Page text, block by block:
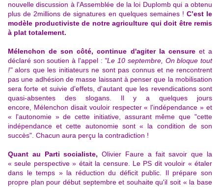
nouvelle discussion à l'Assemblée de la loi Duplomb qui a obtenu
plus de 2millions de signatures en quelques semaines ! C’est le
modèle productiviste de notre agriculture qui doit être remis
à plat totalement.
Mélenchon de son côté, continue d'agiter la censureet a
déclaré son soutien à l'appel : "Le 10 septembre, On bloque tout
!"alors que les initiateurs ne sont pas connus et ne rencontrent
pas une adhésion de masse laissant à penser que la mobilisation
sera forte et suivie d'effets, d'autant que les revendications sont
quasi-absentes des slogans. Il y a quelques jours
encore, Mélenchon disait vouloir respecter « l'indépendance » et
« l'autonomie » de cette initiative, assurant même que "cette
indépendance et cette autonomie sont « la condition de son
succès". Chacun aura perçu la contradiction !
Quant au Parti socialiste, Olivier Faure a fait savoir que la
« seule perspective » était la censure. Le PS dit vouloir « étaler
dans le temps » la réduction du déficit public. Il prépare son
propre plan pour début septembre et souhaite qu'il soit « la base